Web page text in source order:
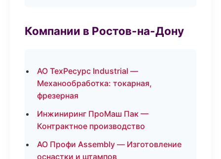
Компании в Ростов-на-Дону
АО ТехРесурс Industrial —
Механообработка: токарная,
фрезерная
Инжиниринг ПроМаш Пак —
Контрактное производство
АО Профи Assembly — Изготовление
оснастки и штампов